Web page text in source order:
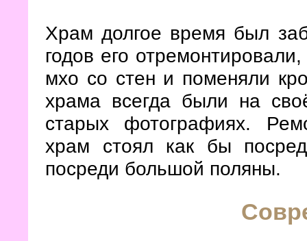
Храм долгое время был
годов его
мхо со стен и поменяли
храма всегда были на
старых фотографиях.
храм стоял как бы
посреди большой поляны.